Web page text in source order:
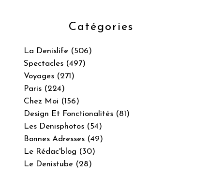
Catégories
La Denislife (506)
Spectacles (497)
Voyages (271)
Paris (224)
Chez Moi (156)
Design Et Fonctionalités (81)
Les Denisphotos (54)
Bonnes Adresses (49)
Le Rédac'blog (30)
Le Denistube (28)